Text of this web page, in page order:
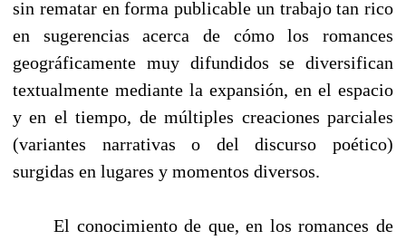
sin rematar en forma publicable un trabajo tan rico
en sugerencias acerca de cómo los romances
geográficamente muy difundidos se diversifican
textualmente mediante la expansión, en el espacio
y en el tiempo, de múltiples creaciones parciales
(variantes narrativas o del discurso poético)
surgidas en lugares y momentos diversos.
El conocimiento de que, en los romances de